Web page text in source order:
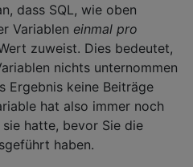
dass SQL, wie oben
Variablen einmal pro
zuweist. Dies bedeutet,
nichts unternommen
Ergebnis keine Beiträge
hat also immer noch
hatte, bevor Sie die
haben.